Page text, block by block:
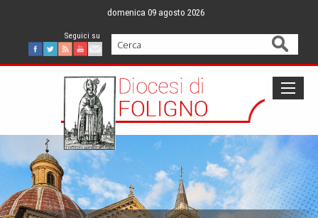
content
domenica 09 agosto 2026
Facebook
Twitter
FeedYoutube
Mail
Cerca